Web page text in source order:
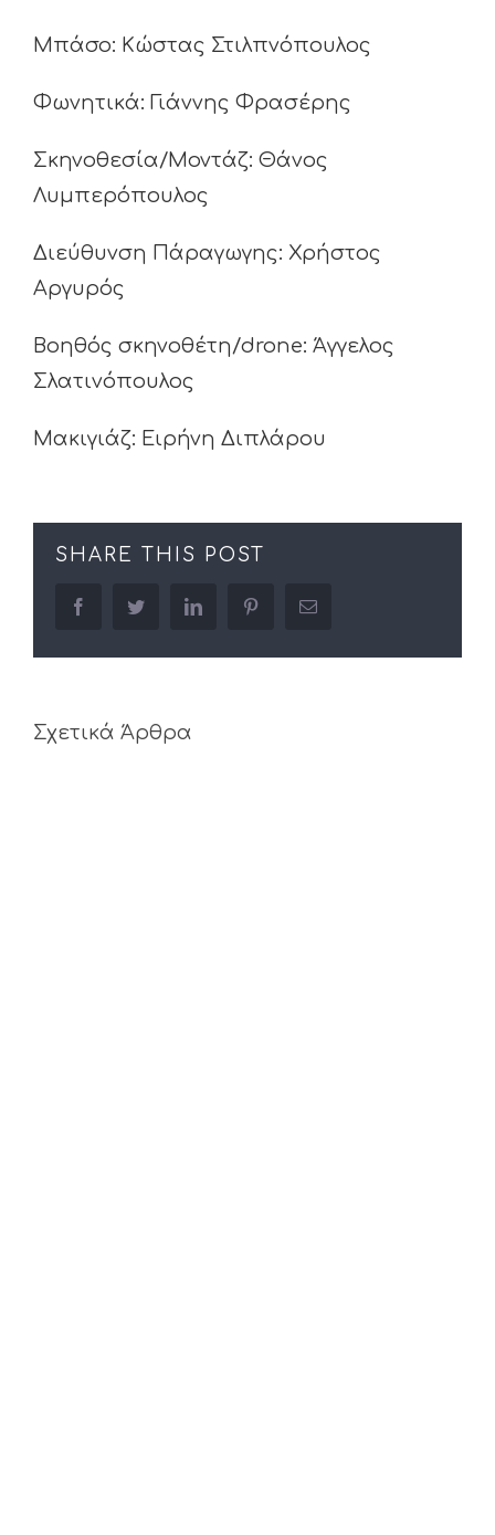
Μπάσο: Κώστας Στιλπνόπουλος
Φωνητικά: Γιάννης Φρασέρης
Σκηνοθεσία/Μοντάζ: Θάνος
Λυμπερόπουλος
Διεύθυνση Πάραγωγης: Χρήστος
Αργυρός
Βοηθός σκηνοθέτη/drone: Άγγελος
Σλατινόπουλος
Μακιγιάζ: Ειρήνη Διπλάρου
SHARE THIS POST
facebooktwitter linkedin pinterestEmail
Σχετικά Άρθρα